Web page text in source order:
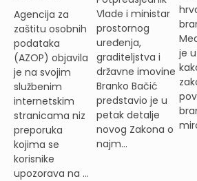
Agencija za
zaštitu osobnih
podataka
(AZOP) objavila
je na svojim
službenim
internetskim
stranicama niz
preporuka
kojima se
korisnike
upozorava na ...
Vlade i ministar
prostornog
uređenja,
graditeljstva i
državne imovine
Branko Bačić
predstavio je u
petak detalje
novog Zakona o
najm...
je